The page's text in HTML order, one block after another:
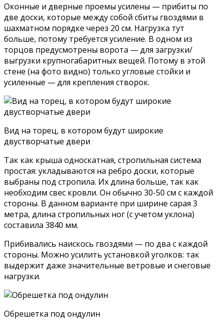
Оконные и дверные проемы усилены — прибиты по
две доски, которые между собой сбиты гвоздями в
шахматном порядке через 20 см. Нагрузка тут
больше, потому требуется усиление. В одном из
торцов предусмотрены ворота — для загрузки/
выгрузки крупногабаритных вещей. Потому в этой
стене (на фото видно) только угловые стойки и
усиленные — для крепления створок.
Вид на торец, в котором будут широкие
двустворчатые двери
Так как крыша односкатная, стропильная система
простая: укладываются на ребро доски, которые
выбраны под стропила. Их длина больше, так как
необходим свес кровли. Он обычно 30-50 см с каждой
стороны. В данном варианте при ширине сарая 3
метра, длина стропильных ног (с учетом уклона)
составила 3840 мм.
Прибивались наискось гвоздями — по два с каждой
стороны. Можно усилить установкой уголков: так
выдержит даже значительные ветровые и снеговые
нагрузки.
Обрешетка под ондулин